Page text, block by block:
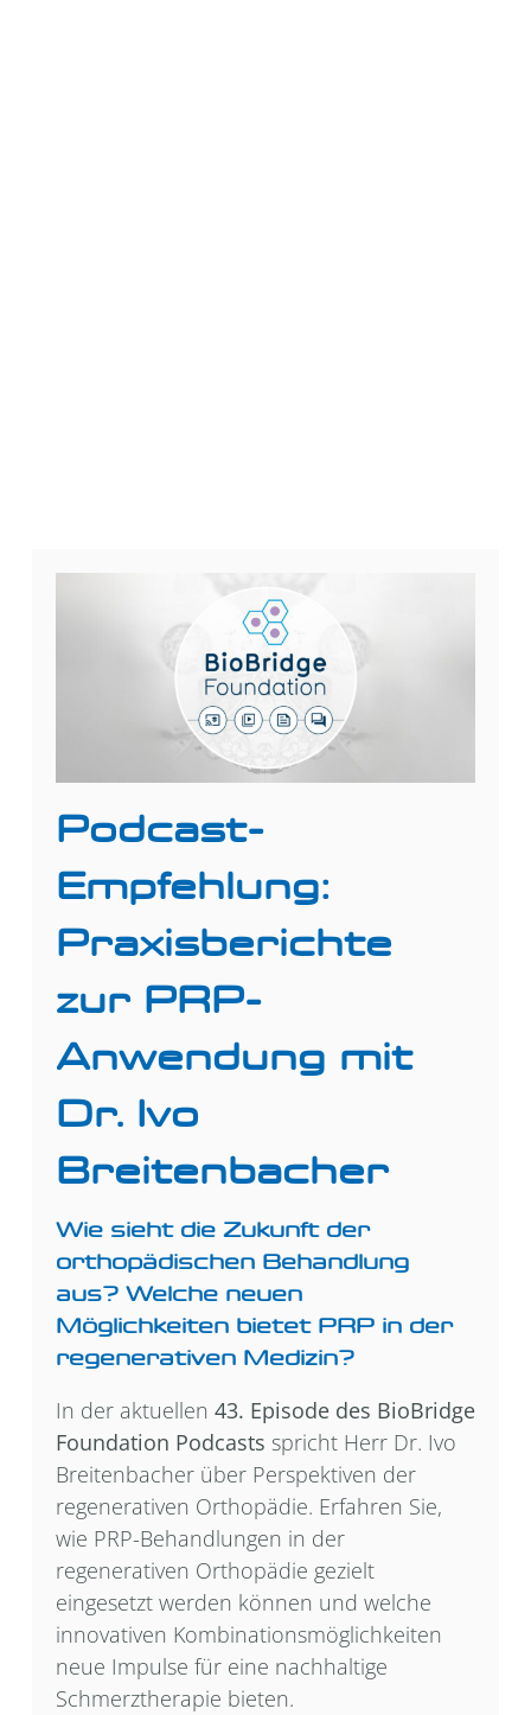
Podcast-
Empfehlung:
Praxisberichte
zur PRP-
Anwendung mit
Dr. Ivo
Breitenbacher
Wie sieht die Zukunft der
orthopädischen Behandlung
aus? Welche neuen
Möglichkeiten bietet PRP in der
regenerativen Medizin?
In der aktuellen 43. Episode des BioBridge
Foundation Podcasts spricht Herr Dr. Ivo
Breitenbacher über Perspektiven der
regenerativen Orthopädie. Erfahren Sie,
wie PRP-Behandlungen in der
regenerativen Orthopädie gezielt
eingesetzt werden können und welche
innovativen Kombinationsmöglichkeiten
neue Impulse für eine nachhaltige
Schmerztherapie bieten.